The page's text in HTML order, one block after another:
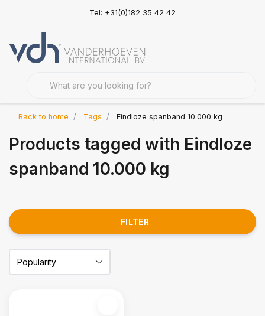
Tel: +31(0)182 35 42 42
Back to home Tags Eindloze spanband 10.000 kg
Products tagged with Eindloze
spanband 10.000 kg
FILTER